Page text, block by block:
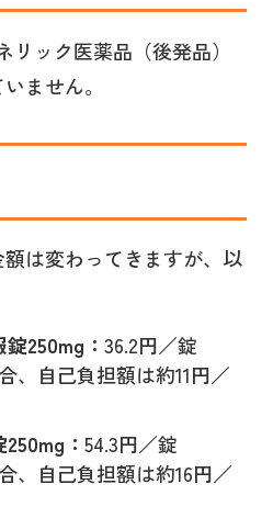
リック医薬品（後発品）
ません。
は変わってきますが、以
250mg： 36.2円／錠
、自己負担額は約11円／
： 54.3円／錠
、自己負担額は約16円／